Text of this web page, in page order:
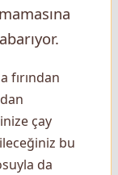
fırından
çay
bu
da